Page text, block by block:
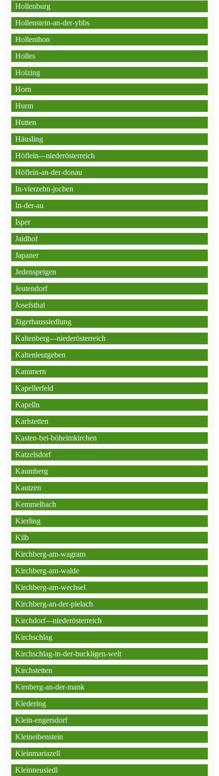
Hollenburg
Hollenstein-an-der-ybbs
Hollenthon
Holles
Holzing
Horn
Hurm
Hutten
Häusling
Höflein---niederösterreich
Höflein-an-der-donau
In-vierzehn-jochen
In-der-au
Isper
Jaidhof
Japaner
Jedenspeigen
Jeutendorf
Josefsthal
Jägerhaussiedlung
Kaltenberg---niederösterreich
Kaltenleutgeben
Kammern
Kapellerfeld
Kapelln
Karlstetten
Kasten-bei-böheimkirchen
Katzelsdorf
Kaumberg
Kautzen
Kemmelbach
Kierling
Kilb
Kirchberg-am-wagram
Kirchberg-am-walde
Kirchberg-am-wechsel
Kirchberg-an-der-pielach
Kirchdorf---niederösterreich
Kirchschlag
Kirchschlag-in-der-buckligen-welt
Kirchstetten
Kirnberg-an-der-mank
Kledering
Klein-engersdorf
Kleineibenstein
Kleinmariazell
Kleinneusiedl